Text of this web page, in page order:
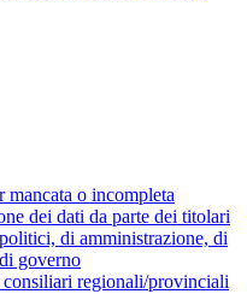
mancata o incompleta
dei dati da parte dei titolari
di amministrazione, di
governo
regionali/provinciali